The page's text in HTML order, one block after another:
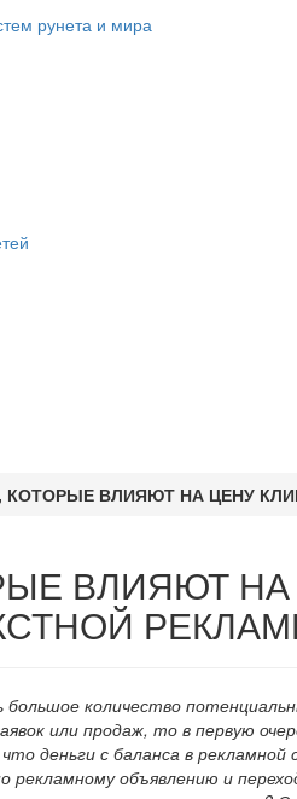
рунета и мира
КОТОРЫЕ ВЛИЯЮТ НА ЦЕНУ
ВЛИЯЮТ
количество
или продаж, то в первую
деньги с баланса в
рекламному объявлению и